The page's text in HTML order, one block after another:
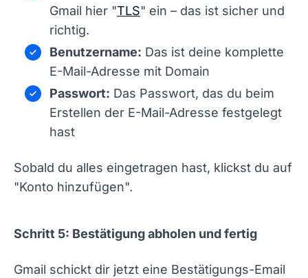
Gmail hier "TLS" ein – das ist sicher und
richtig.
Benutzername: Das ist deine komplette
E-Mail-Adresse mit Domain
Passwort: Das Passwort, das du beim
Erstellen der E-Mail-Adresse festgelegt
hast
Sobald du alles eingetragen hast, klickst du auf
"Konto hinzufügen".
Schritt 5: Bestätigung abholen und fertig
Gmail schickt dir jetzt eine Bestätigungs-Email